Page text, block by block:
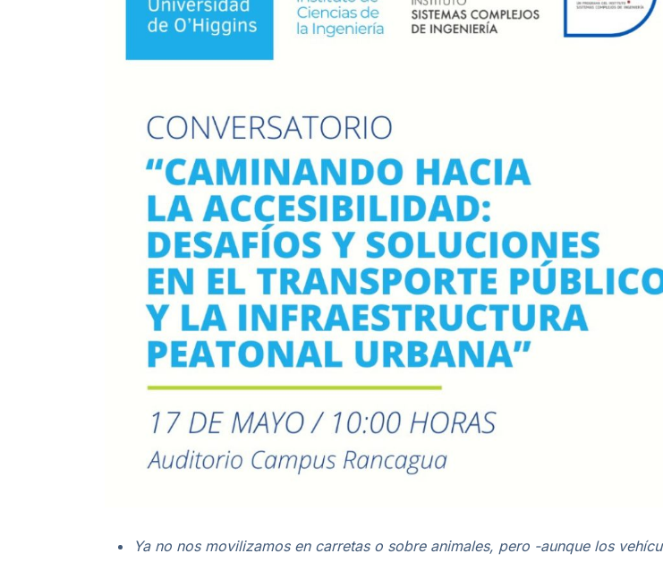
Ya no nos movilizamos en carretas o sobre animales, pero -aunque los